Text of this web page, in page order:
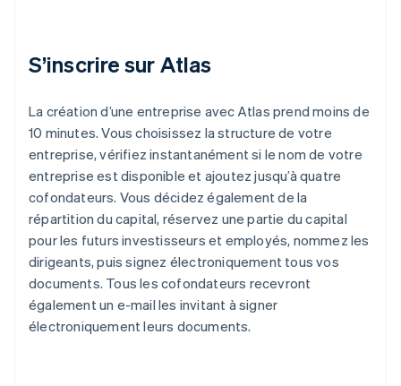
S’inscrire sur Atlas
La création d’une entreprise avec Atlas prend moins de
10 minutes. Vous choisissez la structure de votre
entreprise, vérifiez instantanément si le nom de votre
entreprise est disponible et ajoutez jusqu’à quatre
cofondateurs. Vous décidez également de la
répartition du capital, réservez une partie du capital
pour les futurs investisseurs et employés, nommez les
dirigeants, puis signez électroniquement tous vos
documents. Tous les cofondateurs recevront
également un e-mail les invitant à signer
électroniquement leurs documents.